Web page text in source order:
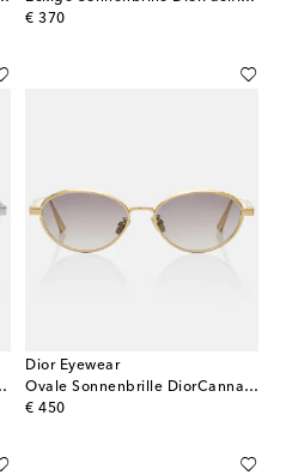
€ 370
original price
S2U
Dior Eyewear
Ovale Sonnenbrille DiorCannage R1U
€ 450
original price